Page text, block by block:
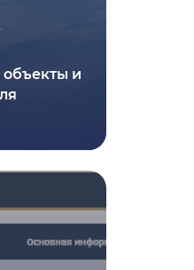
объекты и
2024-09-10